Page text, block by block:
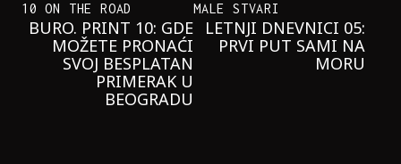
10 ON THE ROAD
BURO. PRINT 10: GDE
MOŽETE PRONAĆI
SVOJ BESPLATAN
PRIMERAK U
BEOGRADU
MALE STVARI
LETNJI DNEVNICI 05:
PRVI PUT SAMI NA
MORU